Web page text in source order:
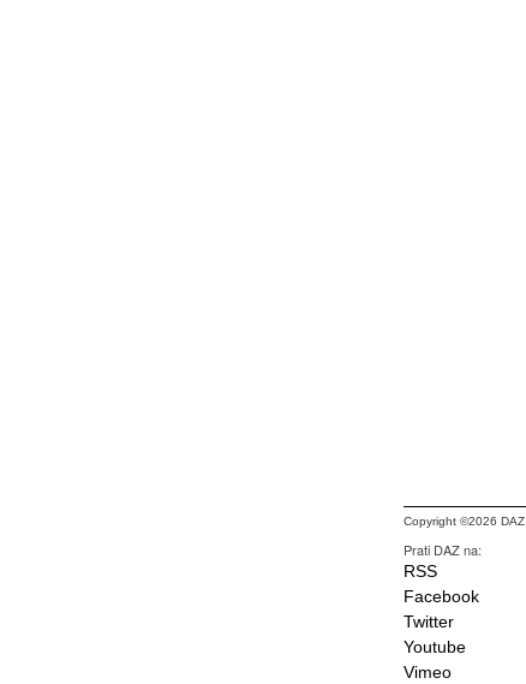
Copyright ©2026 DAZ.
Prati DAZ na:
RSS
Facebook
Twitter
Youtube
Vimeo